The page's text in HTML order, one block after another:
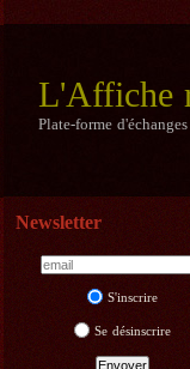
L'Affiche
Plate-forme
Newsletter
S'inscrire
Se désinscrire